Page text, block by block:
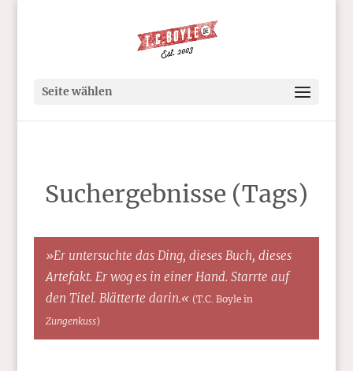
Seite wählen
Suchergebnisse (Tags)
»Er untersuchte das Ding, dieses Buch, dieses
Artefakt. Er wog es in einer Hand. Starrte auf
den Titel. Blätterte darin.« (T.C. Boyle in
Zungenkuss)